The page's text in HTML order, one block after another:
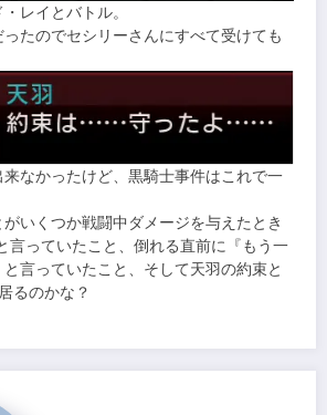
レイとバトル。
たのでセシリーさんにすべて受けても
なかったけど、黒騎士事件はこれで一
いくつか戦闘中ダメージを与えたとき
言っていたこと、倒れる直前に『もう一
言っていたこと、そして天羽の約束と
るのかな？